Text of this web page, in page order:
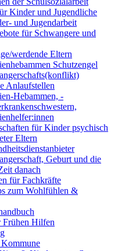
Kinder und Jugendliche
und Jugendarbeit
für Schwangere und
werdende Eltern
Schutzengel
Anlaufstellen
Hebammen, -
für Kinder psychisch
Eltern
Geburt und die
danach
für Fachkräfte
zum Wohlfühlen &
Frühen Hilfen